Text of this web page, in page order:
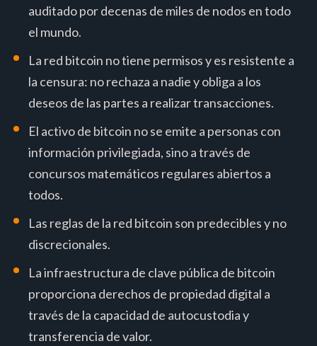
auditado por decenas de miles de nodos en todo
el mundo.
La red bitcoin no tiene permisos y es resistente a
la censura: no rechaza a nadie y obliga a los
deseos de las partes a realizar transacciones.
El activo de bitcoin no se emite a personas con
información privilegiada, sino a través de
concursos matemáticos regulares abiertos a
todos.
Las reglas de la red bitcoin son predecibles y no
discrecionales.
La infraestructura de clave pública de bitcoin
proporciona derechos de propiedad digital a
través de la capacidad de autocustodia y
transferencia de valor.